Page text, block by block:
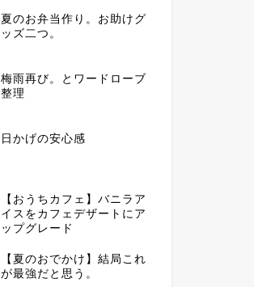
夏のお弁当作り。お助けグ
ッズ二つ。
梅雨再び。とワードローブ
整理
日かげの安心感
【おうちカフェ】バニラア
イスをカフェデザートにア
ップグレード
【夏のおでかけ】結局これ
が最強だと思う。